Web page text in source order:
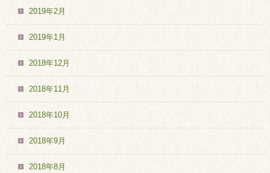
2019年2月
2019年1月
2018年12月
2018年11月
2018年10月
2018年9月
2018年8月